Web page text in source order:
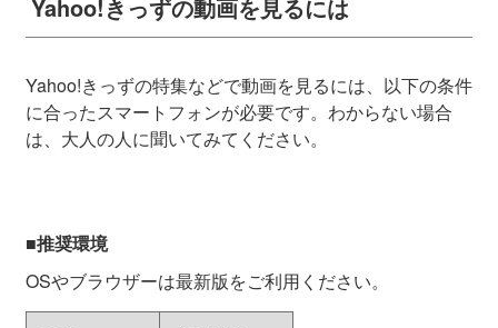
ス
キ
ッ
へ
ス
キ
Yahoo!きっずの動画を見るには
Yahoo!きっずの特集などで動画を見るには、以下の条件
に合ったスマートフォンが必要です。わからない場合
は、大人の人に聞いてみてください。
■推奨環境
OSやブラウザーは最新版をご利用ください。